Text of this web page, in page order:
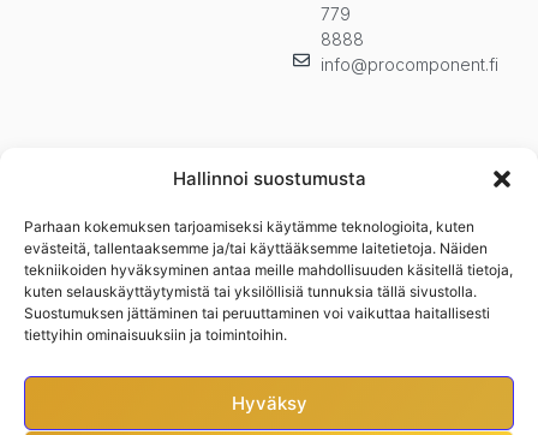
Hallinnoi suostumusta
Parhaan kokemuksen tarjoamiseksi käytämme teknologioita, kuten
evästeitä, tallentaaksemme ja/tai käyttääksemme laitetietoja. Näiden
tekniikoiden hyväksyminen antaa meille mahdollisuuden käsitellä tietoja,
kuten selauskäyttäytymistä tai yksilöllisiä tunnuksia tällä sivustolla.
Suostumuksen jättäminen tai peruuttaminen voi vaikuttaa haitallisesti
tiettyihin ominaisuuksiin ja toimintoihin.
Hyväksy
779
8888
info@procomponent.fi
Pysy ajan tasalla ja tilaa uutiskirjeemme. Kuulet ensimmäisenä
uutuuksista, kampanjoista ja muista eduistamme.n